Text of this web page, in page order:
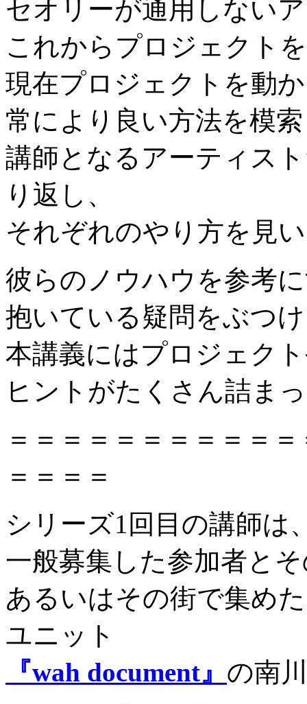
セオリーが通用しない
これからプロジェクト
現在プロジェクトを動
常により良い方法を模
講師となるアーティス
り返し、
それぞれのやり方を見
彼らのノウハウを参考
抱いている疑問をぶつ
本講義にはプロジェク
ヒントがたくさん詰ま
＝＝＝＝＝＝＝＝＝＝
＝＝＝＝
シリーズ1回目の講師は
一般募集した参加者と
あるいはその街で集め
ユニット
『wah document』 の南